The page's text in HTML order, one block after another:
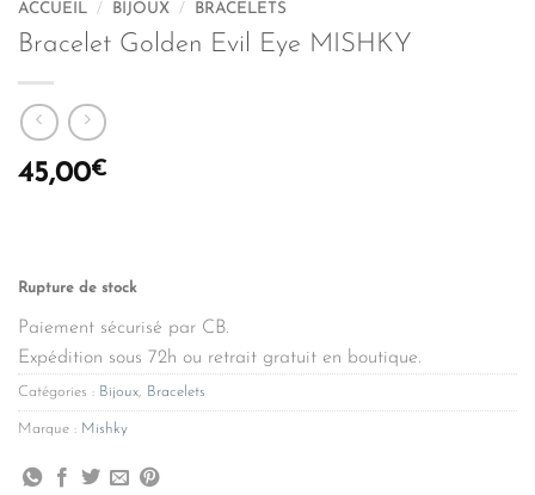
ACCUEIL / BIJOUX / BRACELETS
Bracelet Golden Evil Eye MISHKY
45,00€
Rupture de stock
Paiement sécurisé par CB.
Expédition sous 72h ou retrait gratuit en boutique.
Catégories : Bijoux, Bracelets
Marque : Mishky